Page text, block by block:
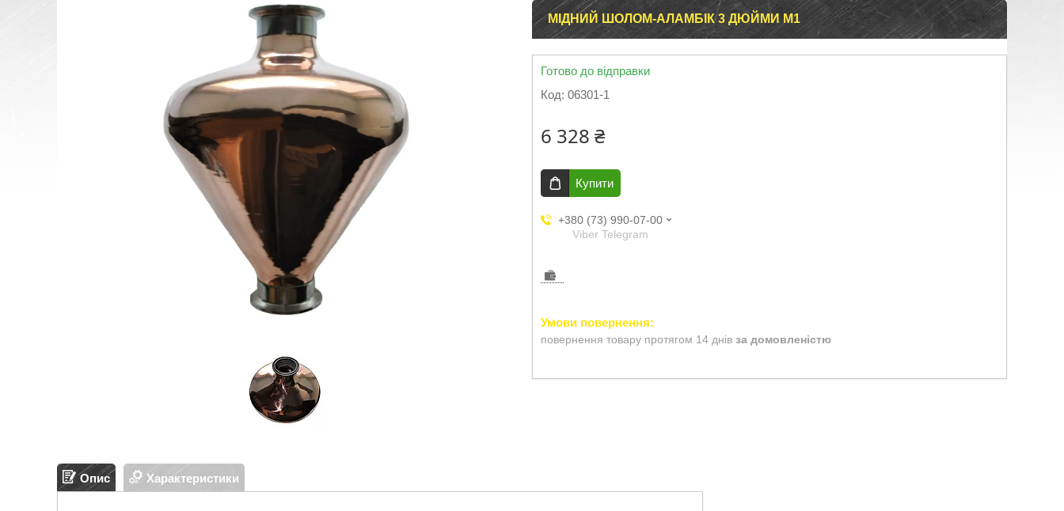
МІДНИЙ ШОЛОМ-АЛАМБІК 3 ДЮЙМИ М1
Готово до відправки
Код: 06301-1
6 328 ₴
Купити
+380 (73) 990-07-00
Viber Telegram
повернення товару протягом 14 днів за домовленістю
Опис Характеристики